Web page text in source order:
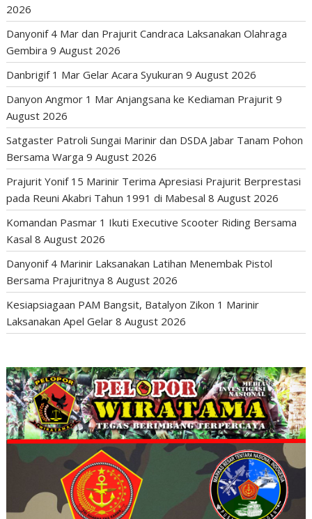
2026
Danyonif 4 Mar dan Prajurit Candraca Laksanakan Olahraga
Gembira 9 August 2026
Danbrigif 1 Mar Gelar Acara Syukuran 9 August 2026
Danyon Angmor 1 Mar Anjangsana ke Kediaman Prajurit 9
August 2026
Satgaster Patroli Sungai Marinir dan DSDA Jabar Tanam Pohon
Bersama Warga 9 August 2026
Prajurit Yonif 15 Marinir Terima Apresiasi Prajurit Berprestasi
pada Reuni Akabri Tahun 1991 di Mabesal 8 August 2026
Komandan Pasmar 1 Ikuti Executive Scooter Riding Bersama
Kasal 8 August 2026
Danyonif 4 Marinir Laksanakan Latihan Menembak Pistol
Bersama Prajuritnya 8 August 2026
Kesiapsiagaan PAM Bangsit, Batalyon Zikon 1 Marinir
Laksanakan Apel Gelar 8 August 2026